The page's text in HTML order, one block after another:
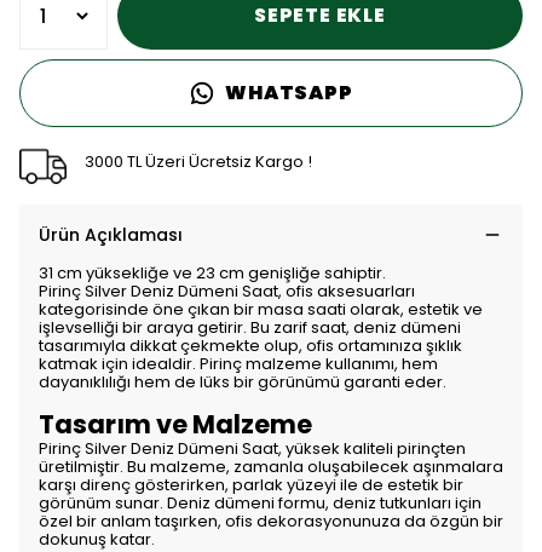
SEPETE EKLE
WHATSAPP
3000 TL Üzeri Ücretsiz Kargo !
Ürün Açıklaması
31 cm yüksekliğe ve 23 cm genişliğe sahiptir.
Pirinç Silver Deniz Dümeni Saat, ofis aksesuarları
kategorisinde öne çıkan bir masa saati olarak, estetik ve
işlevselliği bir araya getirir. Bu zarif saat, deniz dümeni
tasarımıyla dikkat çekmekte olup, ofis ortamınıza şıklık
katmak için idealdir. Pirinç malzeme kullanımı, hem
dayanıklılığı hem de lüks bir görünümü garanti eder.
Tasarım ve Malzeme
Pirinç Silver Deniz Dümeni Saat, yüksek kaliteli pirinçten
üretilmiştir. Bu malzeme, zamanla oluşabilecek aşınmalara
karşı direnç gösterirken, parlak yüzeyi ile de estetik bir
görünüm sunar. Deniz dümeni formu, deniz tutkunları için
özel bir anlam taşırken, ofis dekorasyonunuza da özgün bir
dokunuş katar.